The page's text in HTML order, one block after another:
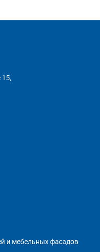
15,
и мебельных фасадов